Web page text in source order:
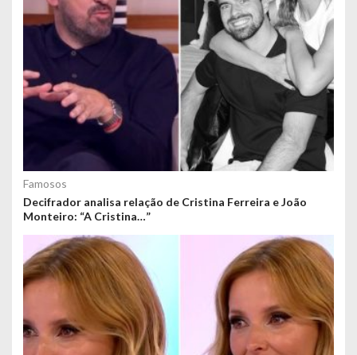
Famosos
Decifrador analisa relação de Cristina Ferreira e João
Monteiro: “A Cristina…”